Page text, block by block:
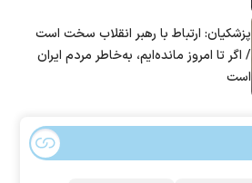
پزشکیان: ارتباط با رهبر انقلاب سخت است
/ اگر تا امروز مانده‌ایم، به‌خاطر مردم ایران
است